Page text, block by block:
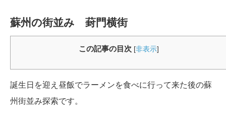
蘇州の街並み 葑門横街
この記事の目次 [非表示]
誕生日を迎え昼飯でラーメンを食べに行って来た後の蘇
州街並み探索です。